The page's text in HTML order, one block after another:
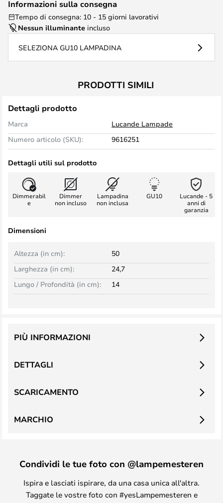
Informazioni sulla consegna
Tempo di consegna: 10 - 15 giorni lavorativi
Nessun illuminante incluso
SELEZIONA GU10 LAMPADINA
PRODOTTI SIMILI
Dettagli prodotto
Marca
Lucande Lampade
Numero articolo (SKU):
9616251
Dettagli utili sul prodotto
Dimmerabil
e
Dimmer
non incluso
Lampadina
non inclusa
GU10
Lucande - 5
anni di
garanzia
Dimensioni
Larghezza (in cm): 24,7
Altezza (in cm): 50
Lungo / Profondità (in cm): 14
DETTAGLI
PIÙ INFORMAZIONI
SCARICAMENTO
MARCHIO
Condividi le tue foto con @lampemesteren
Ispira e lasciati ispirare, da una casa unica all'altra.
Taggate le vostre foto con #yesLampemesteren e